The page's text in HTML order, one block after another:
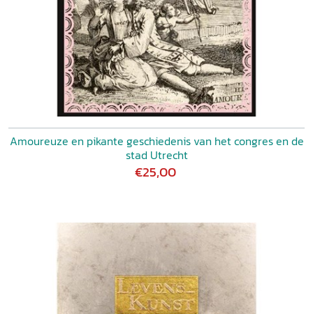
Amoureuze en pikante geschiedenis van het congres en de
stad Utrecht
€25,00